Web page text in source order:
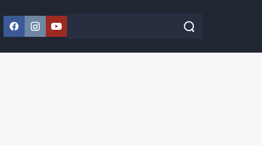
Facebook
Instagram
YouTube
Szukaj w serwisie Szukaj